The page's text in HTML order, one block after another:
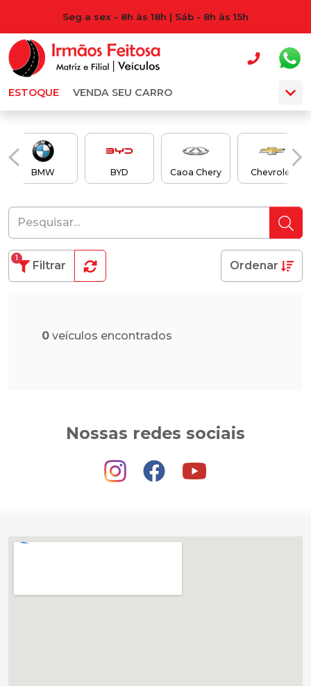
Seg a sex - 8h às 18h | Sáb - 8h às 15h
ESTOQUE VENDA SEU CARRO
BMW BYD Caoa Chery Chevrolet
Filtrar
1
Ordenar
0 veículos encontrados
Nossas redes sociais